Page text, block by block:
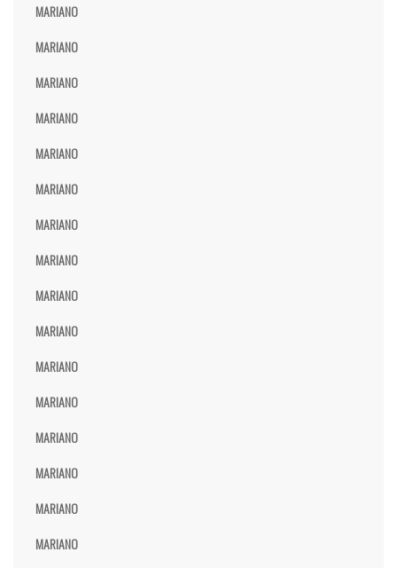
MARIANO
MARIANO
MARIANO
MARIANO
MARIANO
MARIANO
MARIANO
MARIANO
MARIANO
MARIANO
MARIANO
MARIANO
MARIANO
MARIANO
MARIANO
MARIANO